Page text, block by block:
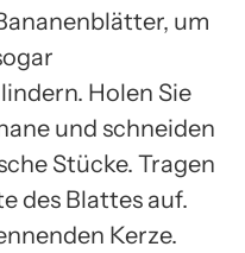
um
Holen Sie
und schneiden
Stücke. Tragen
des Blattes auf.
Kerze.